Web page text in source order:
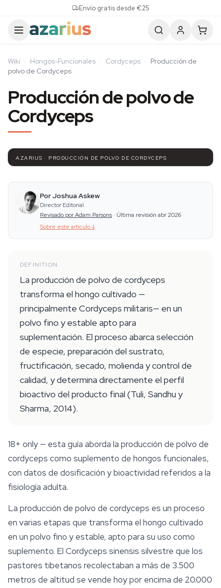
Envío gratis desde €25
Wiki · Hongos-Funcionales · Cordyceps · Producción de
polvo de Cordyceps
Producción de polvo de
Cordyceps
AZARIUS · PRODUCCIÓN DE POLVO DE CORDYCEPS
Por Joshua Askew
Director Editorial
Revisado por Adam Parsons · Última revisión abr 2026
Sobre este artículo↓
DEFINITION
La producción de polvo de cordyceps
transforma el hongo cultivado —
principalmente Cordyceps militaris— en un
polvo fino y estable apto para
suplementación. El proceso abarca selección
de especie, preparación del sustrato,
fructificación, secado, molienda y control de
calidad, y determina directamente el perfil
bioactivo del producto final (Tuli, Sandhu y
Sharma, 2014).
18+ only — esta guía aborda la producción de polvo de
cordyceps como suplemento de hongos funcionales,
con datos de dosificación y bioactividad referidos a la
fisiología adulta.
La producción de polvo de cordyceps es un proceso
en varias etapas que transforma el hongo cultivado
en un polvo fino y estable, apto para su uso como
suplemento. El Cordyceps sinensis silvestre que los
pastores tibetanos recolectaban a más de 3.500
metros de altitud se vende hoy por encima de 20.000